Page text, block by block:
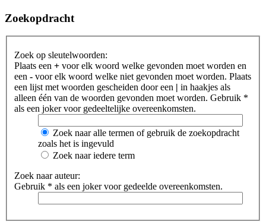
Zoekopdracht
Zoek op sleutelwoorden:
Plaats een + voor elk woord welke gevonden moet worden en
een - voor elk woord welke niet gevonden moet worden. Plaats
een lijst met woorden gescheiden door een | in haakjes als
alleen één van de woorden gevonden moet worden. Gebruik *
als een joker voor gedeeltelijke overeenkomsten.
Zoek naar alle termen of gebruik de zoekopdracht
zoals het is ingevuld
Zoek naar iedere term
Zoek naar auteur:
Gebruik * als een joker voor gedeelde overeenkomsten.